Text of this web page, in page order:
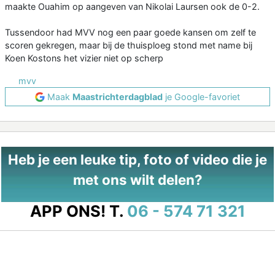
maakte Ouahim op aangeven van Nikolai Laursen ook de 0-2.
Tussendoor had MVV nog een paar goede kansen om zelf te
scoren gekregen, maar bij de thuisploeg stond met name bij
Koen Kostons het vizier niet op scherp
mvv
Maak Maastrichterdagblad je Google-favoriet
Heb je een leuke tip, foto of video die je
met ons wilt delen?
APP ONS! T. 06 - 574 71 321